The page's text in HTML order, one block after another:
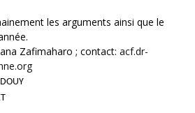
les arguments ainsi que le
Zafimaharo ; contact: acf.dr-